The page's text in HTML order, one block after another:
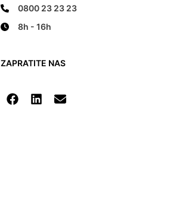
0800 23 23 23
8h - 16h
ZAPRATITE NAS